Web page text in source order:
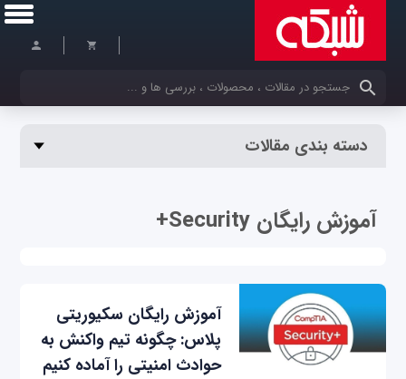
کلمات کلیدی خود را وارد کنید
دسته بندی مقالات
آموزش رایگان Security+
آموزش رایگان سکیوریتی
پلاس: چگونه تیم واکنش به
حوادث امنیتی را آماده کنیم